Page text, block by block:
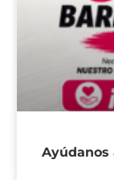
Ayúdanos